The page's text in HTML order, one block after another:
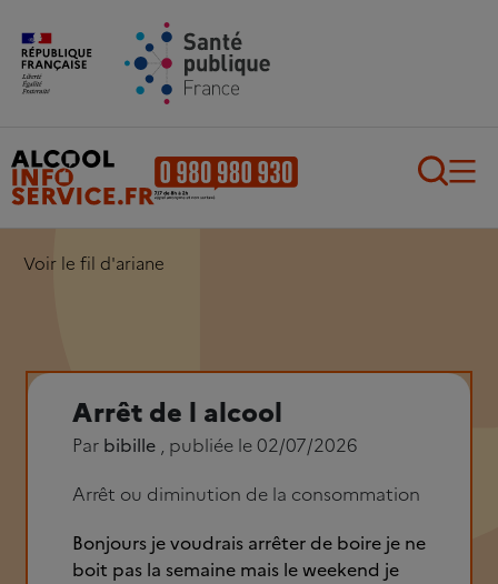
Aller au contenu principal
Voir le fil d'ariane
Arrêt de l alcool
Par bibille , publiée le 02/07/2026
Arrêt ou diminution de la consommation
Bonjours je voudrais arrêter de boire je ne
boit pas la semaine mais le weekend je